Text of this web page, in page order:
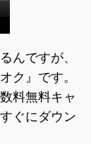
んですが、
ク』です。
料無料キャ
ぐにダウン